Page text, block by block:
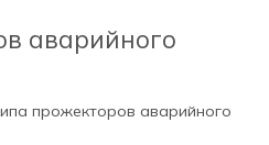
аварийного
прожекторов аварийного